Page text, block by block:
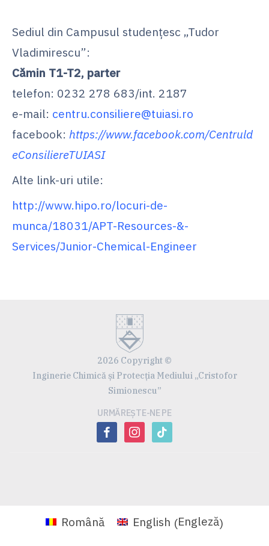
Sediul din Campusul studenţesc „Tudor
Vladimirescu”:
Cămin T1-T2, parter
telefon: 0232 278 683/int. 2187
e-mail: centru.consiliere@tuiasi.ro
facebook: https://www.facebook.com/Centruld
eConsiliereTUIASI
Alte link-uri utile:
http://www.hipo.ro/locuri-de-
munca/18031/APT-Resources-&-
Services/Junior-Chemical-Engineer
2026 Copyright ©
Inginerie Chimică și Protecția Mediului „Cristofor
Simionescu”
URMĂREȘTE-NE PE
facebookinstagram
tiktok
Română English (Engleză)